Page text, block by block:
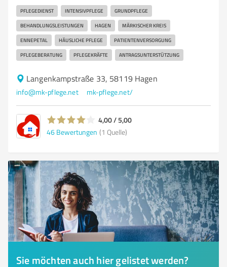
PFLEGEDIENST INTENSIVPFLEGE GRUNDPFLEGE
BEHANDLUNGSLEISTUNGEN HAGEN MÄRKISCHER KREIS
ENNEPETAL HÄUSLICHE PFLEGE PATIENTENVERSORGUNG
PFLEGEBERATUNG PFLEGEKRÄFTE ANTRAGSUNTERSTÜTZUNG
Langenkampstraße 33, 58119 Hagen
info@mk-pflege.net mk-pflege.net/
4,00 / 5,00
46 Bewertungen (1 Quelle)
Sie möchten auch hier gelistet werden?